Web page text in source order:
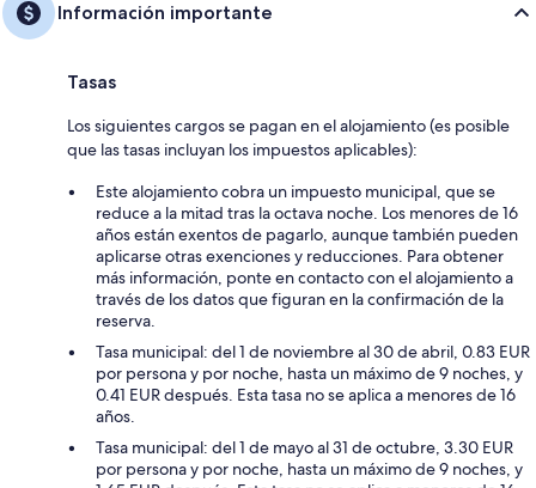
Información importante
Tasas
Los siguientes cargos se pagan en el alojamiento (es posible
que las tasas incluyan los impuestos aplicables):
Este alojamiento cobra un impuesto municipal, que se
reduce a la mitad tras la octava noche. Los menores de 16
años están exentos de pagarlo, aunque también pueden
aplicarse otras exenciones y reducciones. Para obtener
más información, ponte en contacto con el alojamiento a
través de los datos que figuran en la confirmación de la
reserva.
Tasa municipal: del 1 de noviembre al 30 de abril, 0.83 EUR
por persona y por noche, hasta un máximo de 9 noches, y
0.41 EUR después. Esta tasa no se aplica a menores de 16
años.
Tasa municipal: del 1 de mayo al 31 de octubre, 3.30 EUR
por persona y por noche, hasta un máximo de 9 noches, y